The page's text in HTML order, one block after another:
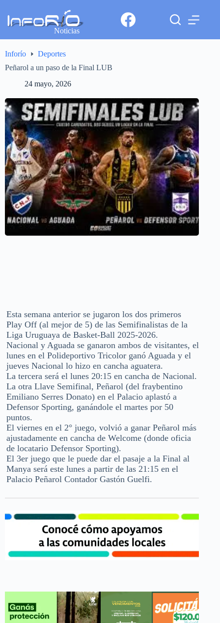
Noticias
Inforío
Deportes
Peñarol a un paso de la Final LUB
24 mayo, 2026
Esta semana anterior se jugaron los dos primeros
Play Off (al mejor de 5) de las Semifinalistas de la
Liga Uruguaya de Basket-Ball 2025-2026.
Nacional y Aguada se ganaron ambos de visitantes, el
lunes en el Polideportivo Tricolor ganó Aguada y el
jueves Nacional lo hizo en cancha aguatera.
La tercera será el lunes 20:15 en cancha de Nacional.
La otra Llave Semifinal, Peñarol (del fraybentino
Emiliano Serres Donato) en el Palacio aplastó a
Defensor Sporting, ganándole el martes por 50
puntos.
El viernes en el 2° juego, volvió a ganar Peñarol más
ajustadamente en cancha de Welcome (donde oficia
de locatario Defensor Sporting).
El 3er juego que le puede dar el pasaje a la Final al
Manya será este lunes a partir de las 21:15 en el
Palacio Peñarol Contador Gastón Guelfi.